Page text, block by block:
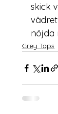
skick
nöjda
Grey Tops